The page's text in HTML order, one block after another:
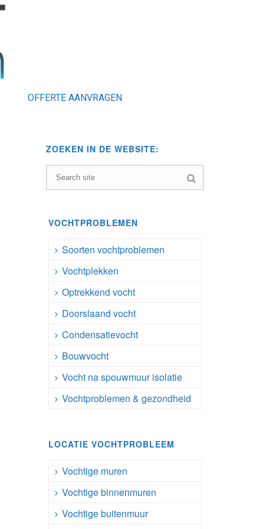
OFFERTE AANVRAGEN
ZOEKEN IN DE WEBSITE:
VOCHTPROBLEMEN
Soorten vochtproblemen
Vochtplekken
Optrekkend vocht
Doorslaand vocht
Condensatievocht
Bouwvocht
Vocht na spouwmuur isolatie
Vochtproblemen & gezondheid
LOCATIE VOCHTPROBLEEM
Vochtige muren
Vochtige binnenmuren
Vochtige buitenmuur